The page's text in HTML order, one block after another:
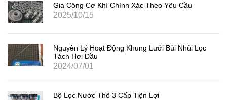
Gia Công Cơ Khí Chính Xác Theo Yêu Cầu
2025/10/15
Nguyên Lý Hoạt Động Khung Lưới Bùi Nhùi Lọc
Tách Hơi Dầu
2024/07/01
Bộ Lọc Nước Thô 3 Cấp Tiện Lợi